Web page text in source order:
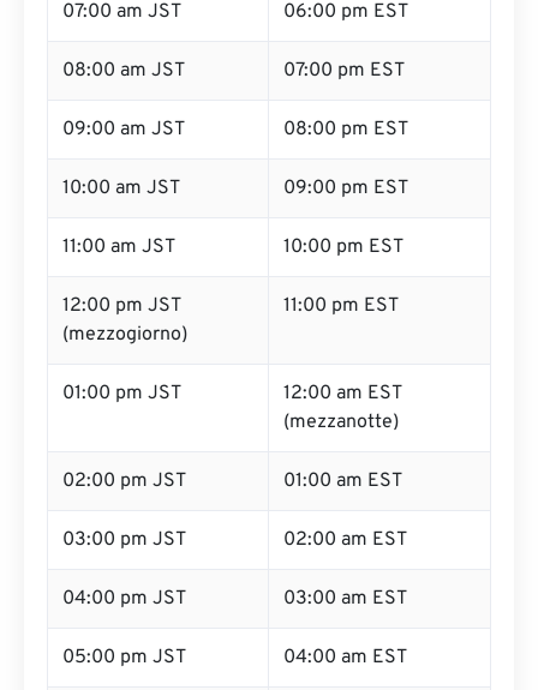
07:00 am JST 06:00 pm EST
08:00 am JST 07:00 pm EST
09:00 am JST 08:00 pm EST
10:00 am JST 09:00 pm EST
11:00 am JST 10:00 pm EST
12:00 pm JST
(mezzogiorno)
11:00 pm EST
01:00 pm JST
12:00 am EST
(mezzanotte)
02:00 pm JST 01:00 am EST
03:00 pm JST 02:00 am EST
04:00 pm JST 03:00 am EST
05:00 pm JST 04:00 am EST